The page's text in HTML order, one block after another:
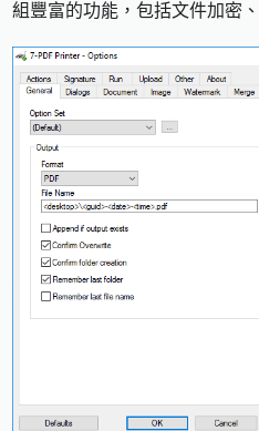
組豐富的功能，包括文件加密